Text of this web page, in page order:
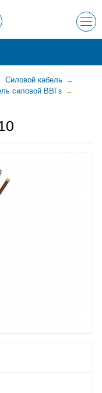
×
Силовой кабель →
силовой ВВГз →